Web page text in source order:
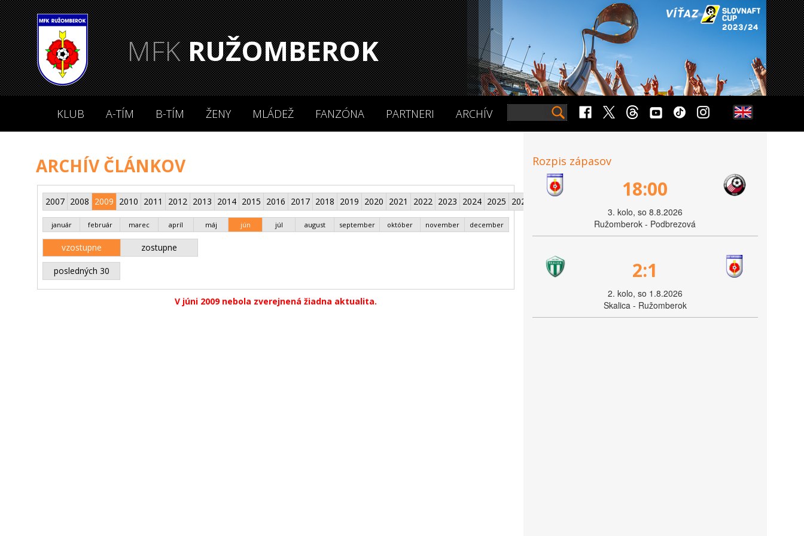
MFKRUŽOMBEROK
KLUB A-TÍM B-TÍM ŽENY MLÁDEŽ FANZÓNA PARTNERI ARCHÍV
ARCHÍV ČLÁNKOV
2007 2008 2009 2010 2011 2012 2013 2014 2015 2016 2017 2018 2019 2020 2021 2022 2023 2024 2025 2026
január február marec apríl máj jún júl august september október november december
vzostupne zostupne
posledných 30
V júni 2009 nebola zverejnená žiadna aktualita.
Rozpis zápasov
18:00
3. kolo, so 8.8.2026
Ružomberok - Podbrezová
2:1
2. kolo, so 1.8.2026
Skalica - Ružomberok